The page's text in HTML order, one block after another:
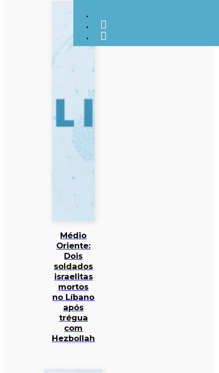
Médio
Oriente:
Dois
soldados
israelitas
mortos
no Líbano
após
trégua
com
Hezbollah